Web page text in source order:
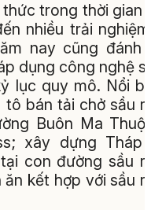
trong thời gian
nhiều trải
nay cũng đánh
dụng công nghệ
lục quy mô. Nổi
bán tải chở sầu
Buôn Ma
xây dựng Tháp
con đường sầu
ăn kết hợp với sầu